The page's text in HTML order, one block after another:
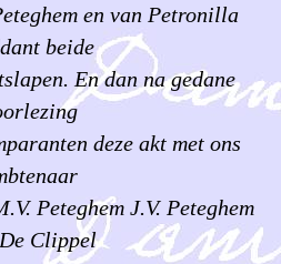
en van Petronilla
beide
En dan na gedane
deze akt met ons
Peteghem J.V. Peteghem
Clippel